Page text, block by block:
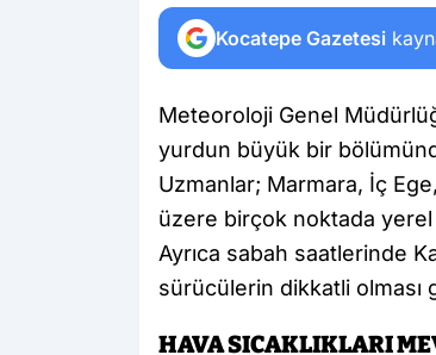
Kocatepe Gazetesi
Meteoroloji Genel
yurdun büyük bir
Uzmanlar; Marmara, İç
üzere birçok noktada yerel
Ayrıca sabah saatlerinde
sürücülerin dikkatli olması
HAVA SICAKLIKLARI